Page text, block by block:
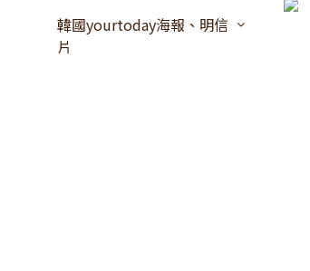
韓國yourtoday海報、明信
片